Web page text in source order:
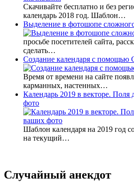
Скачивайте бесплатно и без
календарь 2018 год. Шаблон…
Выделение в фотошопе
просьбе посетителей сайта,
сделать…
Создание календаря с помощью
Время от времени на сайте
карманных, настенных…
Календарь 2019 в векторе. Поля
фото
Шаблон календаря на 2019 год
на текущий…
Случайный анекдот